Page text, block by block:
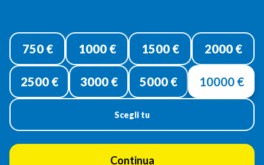
Donazione
singola
750 € 1000 € 1500 € 2000 €
2500 € 3000 € 5000 € 10000 €
Scegli tu